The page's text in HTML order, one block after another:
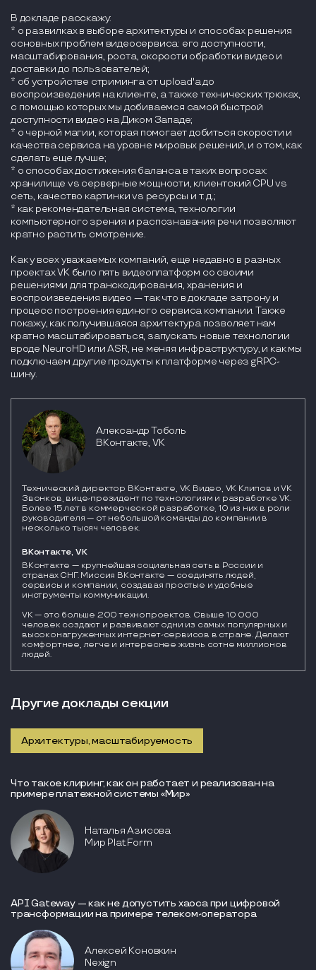
В докладе расскажу:
* о развилках в выборе архитектуры и способах решения
основных проблем видеосервиса: его доступности,
масштабирования, роста, скорости обработки видео и
доставки до пользователей;
* об устройстве стриминга от upload'а до
воспроизведения на клиенте, а также технических трюках,
с помощью которых мы добиваемся самой быстрой
доступности видео на Диком Западе;
* о черной магии, которая помогает добиться скорости и
качества сервиса на уровне мировых решений, и о том, как
сделать еще лучше;
* о способах достижения баланса в таких вопросах:
хранилище vs серверные мощности, клиентский CPU vs
сеть, качество картинки vs ресурсы и т. д.;
* как рекомендательная система, технологии
компьютерного зрения и распознавания речи позволяют
кратно растить смотрение.
Как у всех уважаемых компаний, еще недавно в разных
проектах VK было пять видеоплатформ со своими
решениями для транскодирования, хранения и
воспроизведения видео — так что в докладе затрону и
процесс построения единого сервиса компании. Также
покажу, как получившаяся архитектура позволяет нам
кратно масштабироваться, запускать новые технологии
вроде NeuroHD или ASR, не меняя инфраструктуру, и как мы
подключаем другие продукты к платформе через gRPC-
шину.
Александр Тоболь
ВКонтакте, VK
Технический директор ВКонтакте, VK Видео, VK Клипов и VK
Звонков, вице-президент по технологиям и разработке VK.
Более 15 лет в коммерческой разработке, 10 из них в роли
руководителя — от небольшой команды до компании в
несколько тысяч человек.
ВКонтакте, VK
ВКонтакте — крупнейшая социальная сеть в России и
странах СНГ. Миссия ВКонтакте — соединять людей,
сервисы и компании, создавая простые и удобные
инструменты коммуникации.
VK — это больше 200 технопроектов. Свыше 10 000
человек создают и развивают одни из самых популярных и
высоконагруженных интернет-сервисов в стране. Делают
комфортнее, легче и интереснее жизнь сотне миллионов
людей.
Другие доклады секции
Архитектуры, масштабируемость
Что такое клиринг, как он работает и реализован на
примере платежной системы «Мир»
Наталья Азисова
Мир Plat.Form
API Gateway — как не допустить хаоса при цифровой
трансформации на примере телеком-оператора
Алексей Коновкин
Nexign